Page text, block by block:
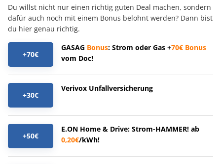
Du willst nicht nur einen richtig guten Deal machen, sondern
dafür auch noch mit einem Bonus belohnt werden? Dann bist
du hier genau richtig.
+70€
GASAG Bonus: Strom oder Gas +70€ Bonus
vom Doc!
+30€
Verivox Unfallversicherung
+50€
E.ON Home & Drive: Strom-HAMMER! ab
0,20€/kWh!